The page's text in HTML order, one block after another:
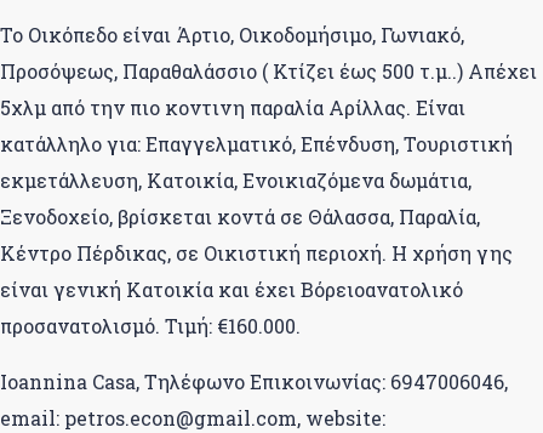
Το Οικόπεδο είναι Άρτιο, Οικοδομήσιμο, Γωνιακό,
Προσόψεως, Παραθαλάσσιο ( Κτίζει έως 500 τ.μ..) Απέχει
5χλμ από την πιο κοντινη παραλία Αρίλλας. Είναι
κατάλληλο για: Επαγγελματικό, Επένδυση, Τουριστική
εκμετάλλευση, Κατοικία, Ενοικιαζόμενα δωμάτια,
Ξενοδοχείο, βρίσκεται κοντά σε Θάλασσα, Παραλία,
Κέντρο Πέρδικας, σε Οικιστική περιοχή. Η χρήση γης
είναι γενική Κατοικία και έχει Βόρειοανατολικό
προσανατολισμό. Τιμή: €160.000.
Ioannina Casa, Τηλέφωνο Επικοινωνίας: 6947006046,
email: petros.econ@gmail.com, website: